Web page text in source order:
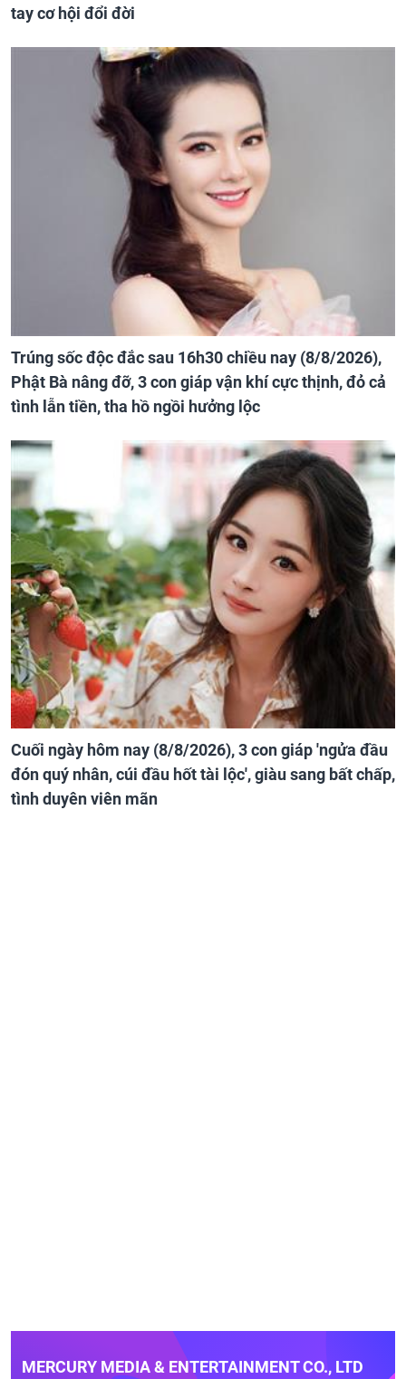
tay cơ hội đổi đời
Trúng sốc độc đắc sau 16h30 chiều nay (8/8/2026),
Phật Bà nâng đỡ, 3 con giáp vận khí cực thịnh, đỏ cả
tình lẫn tiền, tha hồ ngồi hưởng lộc
Cuối ngày hôm nay (8/8/2026), 3 con giáp 'ngửa đầu
đón quý nhân, cúi đầu hốt tài lộc', giàu sang bất chấp,
tình duyên viên mãn
MERCURY MEDIA & ENTERTAINMENT CO., LTD